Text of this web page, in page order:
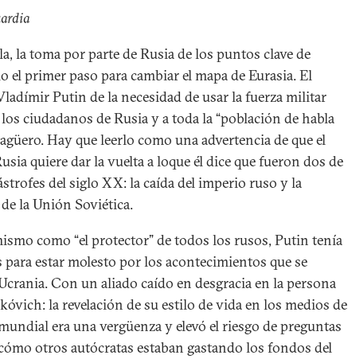
la toma por parte de Rusia de los puntos clave de
el primer paso para cambiar el mapa de Eurasia. El
Putin de la necesidad de usar la fuerza militar
ciudadanos de Rusia y a toda la “población de habla
Hay que leerlo como una advertencia de que el
quiere dar la vuelta a loque él dice que fueron dos de
del siglo XX: la caída del imperio ruso y la
la Unión Soviética.
como “el protector” de todos los rusos, Putin tenía
para estar molesto por los acontecimientos que se
Con un aliado caído en desgracia en la persona
la revelación de su estilo de vida en los medios de
era una vergüenza y elevó el riesgo de preguntas
otros autócratas estaban gastando los fondos del